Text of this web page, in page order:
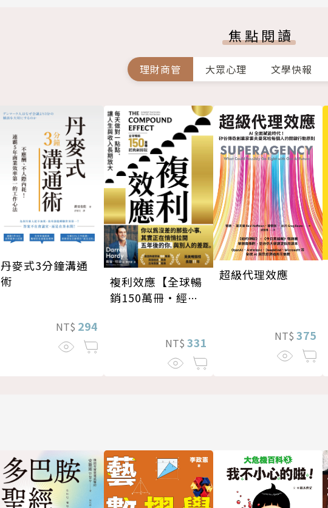
焦點閱讀
理財商管 大眾心理 文學快報
丹麥式3分鐘溝通
術
NT$ 294
複利效應【全球暢
銷150萬冊・經典
NT$ 331
超級代理效應
NT$ 375